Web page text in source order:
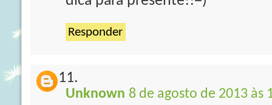
Responder
Unknown 8 de agosto de 2013 às